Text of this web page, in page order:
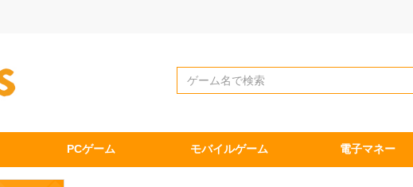
PCゲーム モバイルゲーム 電子マネー